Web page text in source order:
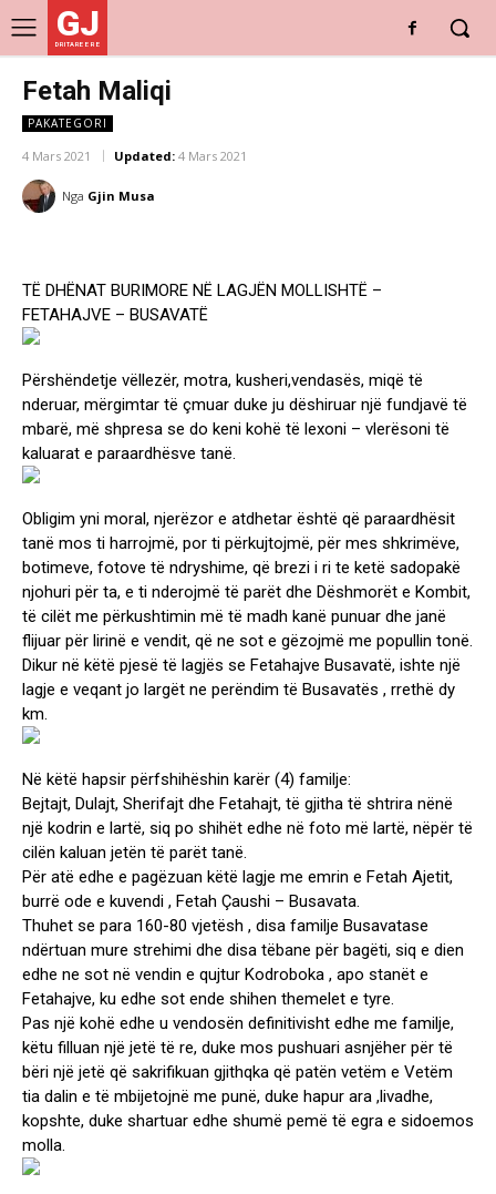
GJ
DRITARE E RE
Fetah Maliqi
PAKATEGORI
4 Mars 2021 Updated: 4 Mars 2021
Nga Gjin Musa
TË DHËNAT BURIMORE NË LAGJËN MOLLISHTË –
FETAHAJVE – BUSAVATË
Përshëndetje vëllezër, motra, kusheri,vendasës, miqë të
nderuar, mërgimtar të çmuar duke ju dëshiruar një fundjavë të
mbarë, më shpresa se do keni kohë të lexoni – vlerësoni të
kaluarat e paraardhësve tanë.
Obligim yni moral, njerëzor e atdhetar është që paraardhësit
tanë mos ti harrojmë, por ti përkujtojmë, për mes shkrimëve,
botimeve, fotove të ndryshime, që brezi i ri te ketë sadopakë
njohuri për ta, e ti nderojmë të parët dhe Dëshmorët e Kombit,
të cilët me përkushtimin më të madh kanë punuar dhe janë
flijuar për lirinë e vendit, që ne sot e gëzojmë me popullin tonë.
Dikur në këtë pjesë të lagjës se Fetahajve Busavatë, ishte një
lagje e veqant jo largët ne perëndim të Busavatës , rrethë dy
km.
Në këtë hapsir përfshihëshin karër (4) familje:
Bejtajt, Dulajt, Sherifajt dhe Fetahajt, të gjitha të shtrira nënë
një kodrin e lartë, siq po shihët edhe në foto më lartë, nëpër të
cilën kaluan jetën të parët tanë.
Për atë edhe e pagëzuan këtë lagje me emrin e Fetah Ajetit,
burrë ode e kuvendi , Fetah Çaushi – Busavata.
Thuhet se para 160-80 vjetësh , disa familje Busavatase
ndërtuan mure strehimi dhe disa tëbane për bagëti, siq e dien
edhe ne sot në vendin e qujtur Kodroboka , apo stanët e
Fetahajve, ku edhe sot ende shihen themelet e tyre.
Pas një kohë edhe u vendosën definitivisht edhe me familje,
këtu filluan një jetë të re, duke mos pushuari asnjëher për të
bëri një jetë që sakrifikuan gjithqka që patën vetëm e Vetëm
tia dalin e të mbijetojnë me punë, duke hapur ara ,livadhe,
kopshte, duke shartuar edhe shumë pemë të egra e sidoemos
molla.